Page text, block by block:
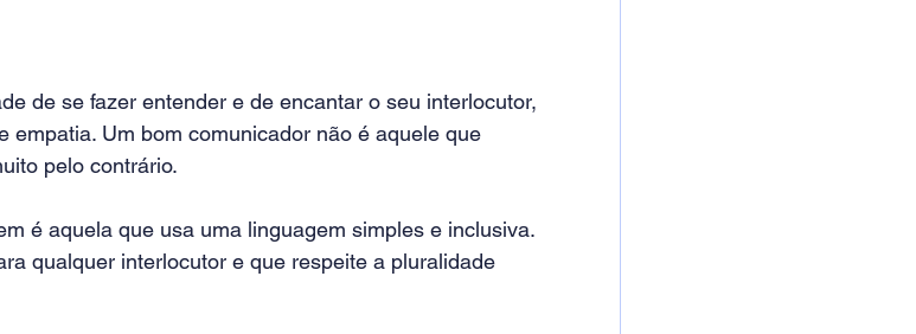
de se fazer entender e de encantar o seu interlocutor,
empatia. Um bom comunicador não é aquele que
pelo contrário.
é aquela que usa uma linguagem simples e inclusiva.
qualquer interlocutor e que respeite a pluralidade